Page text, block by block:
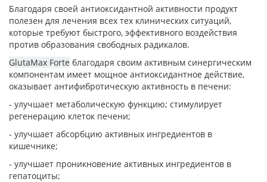
Благодаря своей антиоксидантной активности продукт
полезен для лечения всех тех клинических ситуаций,
которые требуют быстрого, эффективного воздействия
против образования свободных радикалов.
GlutaMax Forte благодаря своим активным синергическим
компонентам имеет мощное антиоксидантное действие,
оказывает антифибротическую активность в печени:
- улучшает метаболическую функцию; стимулирует
регенерацию клеток печени;
- улучшает абсорбцию активных ингредиентов в
кишечнике;
- улучшает проникновение активных ингредиентов в
гепатоциты;